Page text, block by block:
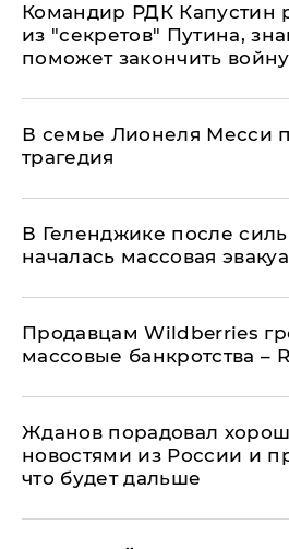
Командир РДК Капустин
из "секретов" Путина,
поможет закончить войну
В семье Лионеля Месси
трагедия
В Геленджике после
началась массовая
Продавцам Wildberries
массовые банкротства –
Жданов порадовал
новостями из России и
что будет дальше